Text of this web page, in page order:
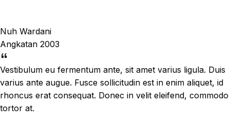
Nuh Wardani
Angkatan 2003
Vestibulum eu fermentum ante, sit amet varius ligula. Duis
varius ante augue. Fusce sollicitudin est in enim aliquet, id
rhoncus erat consequat. Donec in velit eleifend, commodo
tortor at.